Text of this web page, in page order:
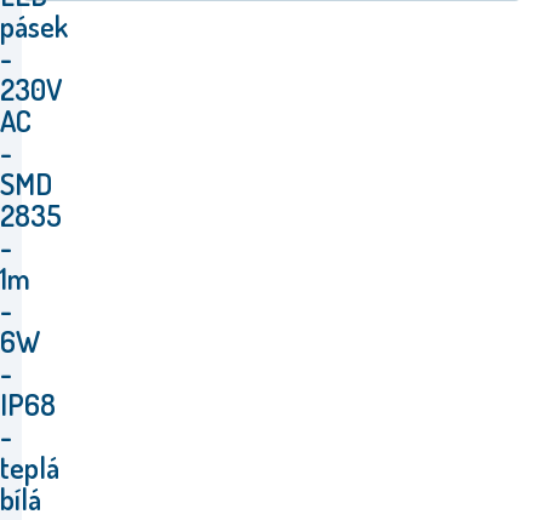
pásek
-
230V
AC
-
SMD
2835
-
1m
-
6W
-
IP68
-
teplá
bílá